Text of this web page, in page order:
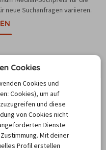
neue Suchanfragen variieren.
Mietwagen-
in der Nähe der
Abhol-Atlas zeigt
und
Cookies
Cookies und
Cookies), um auf
und diese
von Cookies nicht
Dienste
Mit deiner
Profil erstellen